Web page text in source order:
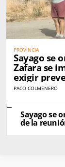
PROVINCIA
Sayago se
Zafara se
exigir
próximo
PACO COLMENERO
Sayago se
de la